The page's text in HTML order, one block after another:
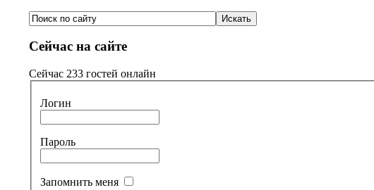
Сейчас на сайте
Сейчас 233 гостей онлайн
Логин
Пароль
Запомнить меня